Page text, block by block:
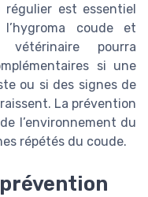
est essentiel
coude et
pourra
si une
ou si des signes de
La prévention
l’environnement du
répétés du coude.